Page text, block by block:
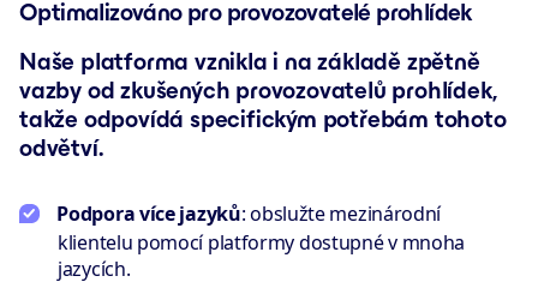
Optimalizováno pro provozovatelé prohlídek
Naše platforma vznikla i na základě zpětně
vazby od zkušených provozovatelů prohlídek,
takže odpovídá specifickým potřebám tohoto
odvětví.
Podpora více jazyků: obslužte mezinárodní
klientelu pomocí platformy dostupné v mnoha
jazycích.